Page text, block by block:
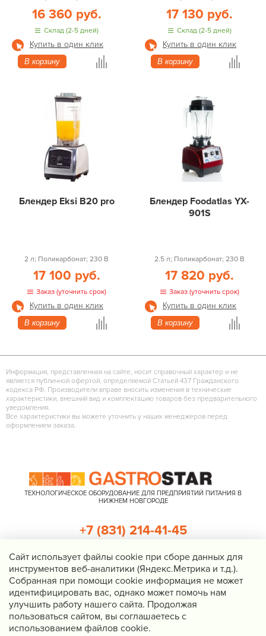
16 360 руб.
Склад (2-5 дней)
Купить в один клик
В корзину
17 130 руб.
Склад (2-5 дней)
Купить в один клик
В корзину
Блендер Eksi B20 pro
2 л; Поликарбонат; 230 В
17 100 руб.
Заказ (уточнить срок)
Купить в один клик
В корзину
Блендер Foodatlas YX-
901S
2.5 л; Поликарбонат; 230 В
17 820 руб.
Заказ (уточнить срок)
Купить в один клик
В корзину
Информация, представленная на сайте, носит справочный характер и не
является публичной офертой, определяемой Статьей 437 Гражданского
кодекса РФ. Производители вправе вносить изменения в технические
характеристики, внешний вид и комплектацию товаров без предварительного
уведомления.
Все характеристики вы можете уточнить у наших менеджеров перед
оформлением заказа.
ТЕХНОЛОГИЧЕСКОЕ ОБОРУДОВАНИЕ ДЛЯ ПРЕДПРИЯТИЙ ПИТАНИЯ В
НИЖНЕМ НОВГОРОДЕ
Нижний Новгород, Казанское шоссе, д. 4, корп. 3, пом. 1
info@gastrostar.ru
Политика конфиденциальности
+7 (831) 214-41-45
Перезвоните мне
Cайт использует файлы cookie при сборе данных для
инструментов веб-аналитики (Яндекс.Метрика и т.д.).
Собранная при помощи cookie информация не может
идентифицировать вас, однако может помочь нам
улучшить работу нашего сайта. Продолжая
пользоваться сайтом, вы соглашаетесь с
использованием файлов cookie.